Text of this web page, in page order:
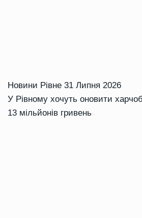
Новини Рівне 31 Липня 2026
У Рівному хочуть оновити
13 мільйонів гривень